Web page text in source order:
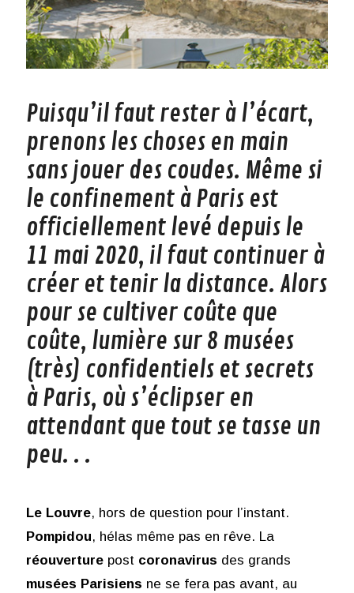
Puisqu’il faut rester à l’écart,
prenons les choses en main
sans jouer des coudes. Même si
le confinement à Paris est
officiellement levé depuis le
11 mai 2020, il faut continuer à
créer et tenir la distance. Alors
pour se cultiver coûte que
coûte, lumière sur 8 musées
(très) confidentiels et secrets
à Paris, où s’éclipser en
attendant que tout se tasse un
peu. . .
Le Louvre, hors de question pour l’instant.
Pompidou, hélas même pas en rêve. La
réouverturepost coronavirus des grands
musées Parisiens ne se fera pas avant, au